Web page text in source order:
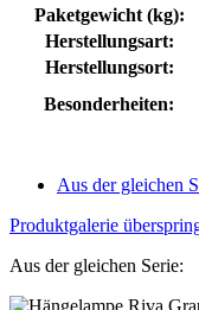
Paketgewicht (kg):
Herstellungsart:
Herstellungsort:
Besonderheiten:
Aus der gleichen
Produktgalerie
Aus der gleichen Serie: